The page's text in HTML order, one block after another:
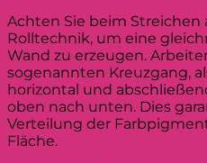
Achten Sie beim Streichen
Rolltechnik, um eine
Wand zu erzeugen.
sogenannten Kreuzgang,
horizontal und
oben nach unten. Dies
Verteilung der
Fläche.